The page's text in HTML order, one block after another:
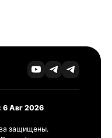
6 Авг 2026
защищены.